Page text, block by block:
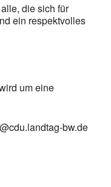
die sich für
ein respektvolles
um eine
bw.de